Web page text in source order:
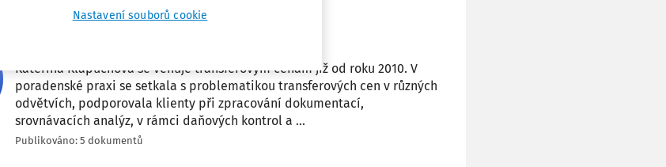
Publikováno: 7 dokumentů
Kateřina Klapuchová se věnuje transferovým cenám již od roku 2010. V
poradenské praxi se setkala s problematikou transferových cen v různých
odvětvích, podporovala klienty při zpracování dokumentací,
srovnávacích analýz, v rámci daňových kontrol a ...
Publikováno: 5 dokumentů
Nastavení souborů cookie